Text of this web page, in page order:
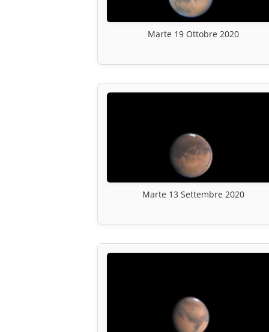
Marte 19 Ottobre 2020
Marte 13 Settembre 2020